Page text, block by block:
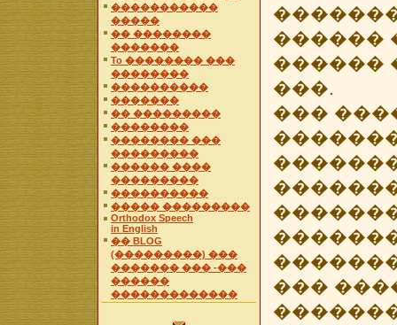
�����������
�����
�� ��������
�������
To �������� ���
��������
����������
�������
�� ���������
��������
�������� ���
���������
������ ����
���������
����������
����� ���������
Orthodox Speech
in English
�� BLOG
(���������) ���
������� ��� -���
������
�������������
������
������
���.
���
���